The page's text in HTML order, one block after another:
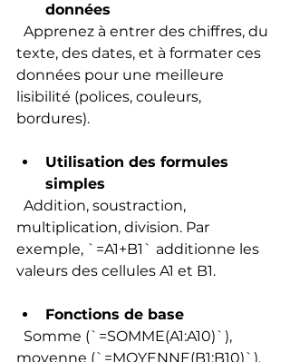
données
texte, des dates, et à formater ces
données pour une meilleure
lisibilité (polices, couleurs,
bordures).
Utilisation des formules
simples
multiplication, division. Par
exemple, `=A1+B1` additionne les
valeurs des cellules A1 et B1.
Fonctions de base
moyenne (`=MOYENNE(B1:B10)`),